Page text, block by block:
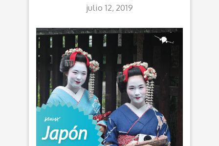
julio 12, 2019